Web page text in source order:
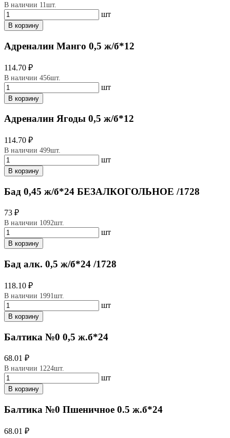
В наличии 11шт.
шт
В корзину
Адреналин Манго 0,5 ж/б*12
114.70 ₽
В наличии 456шт.
шт
В корзину
Адреналин Ягоды 0,5 ж/б*12
114.70 ₽
В наличии 499шт.
шт
В корзину
Бад 0,45 ж/б*24 БЕЗАЛКОГОЛЬНОЕ /1728
73 ₽
В наличии 1092шт.
шт
В корзину
Бад алк. 0,5 ж/б*24 /1728
118.10 ₽
В наличии 1991шт.
шт
В корзину
Балтика №0 0,5 ж.б*24
68.01 ₽
В наличии 1224шт.
шт
В корзину
Балтика №0 Пшеничное 0.5 ж.б*24
68.01 ₽